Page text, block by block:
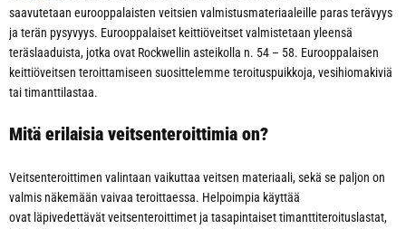
saavutetaan eurooppalaisten veitsien valmistusmateriaaleille paras terävyys
ja terän pysyvyys. Eurooppalaiset keittiöveitset valmistetaan yleensä
teräslaaduista, jotka ovat Rockwellin asteikolla n. 54 – 58. Eurooppalaisen
keittiöveitsen teroittamiseen suosittelemme teroituspuikkoja, vesihiomakiviä
tai timanttilastaa.
Mitä erilaisia veitsenteroittimia on?
Veitsenteroittimen valintaan vaikuttaa veitsen materiaali, sekä se paljon on
valmis näkemään vaivaa teroittaessa. Helpoimpia käyttää
ovat läpivedettävät veitsenteroittimet ja tasapintaiset timanttiteroituslastat,